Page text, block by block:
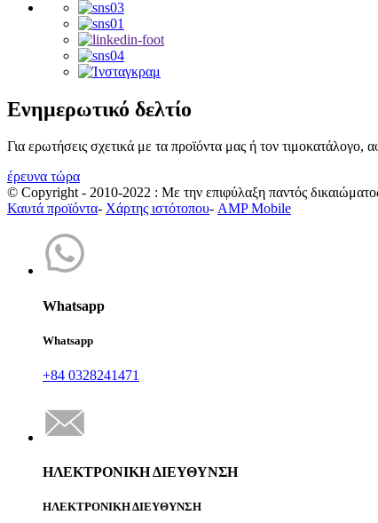
Ενημερωτικό δελτίο
Για ερωτήσεις σχετικά με τα προϊόντα μας ή τον
έρευνα τώρα
© Copyright - 2010-2022 : Με την επιφύλαξη παντός
Καυτά προϊόντα- Χάρτης ιστότοπου- AMP Mobile
Whatsapp
Whatsapp
+84 0328241471
ΗΛΕΚΤΡΟΝΙΚΗ ΔΙΕΥΘΥΝΣΗ
ΗΛΕΚΤΡΟΝΙΚΗ ΔΙΕΥΘΥΝΣΗ